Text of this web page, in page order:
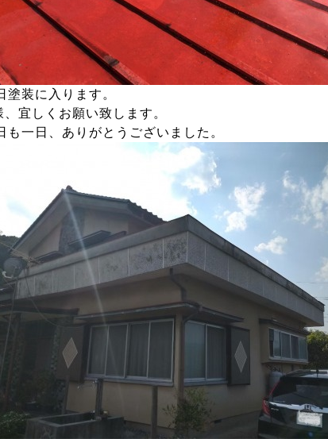
塗装に入ります。
、宜しくお願い致します。
も一日、ありがとうございました。